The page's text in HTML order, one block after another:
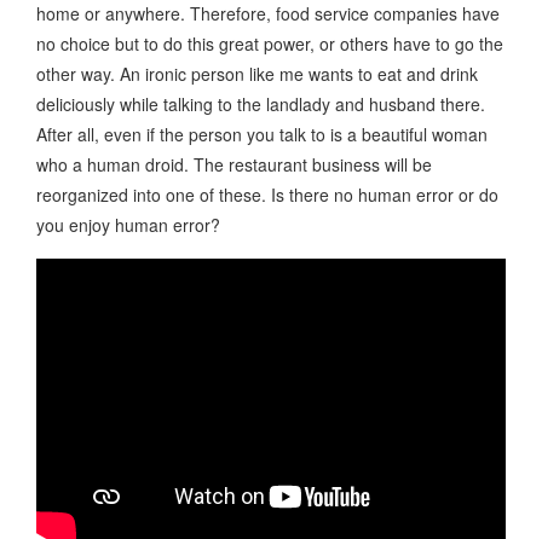
home or anywhere. Therefore, food service companies have
no choice but to do this great power, or others have to go the
other way. An ironic person like me wants to eat and drink
deliciously while talking to the landlady and husband there.
After all, even if the person you talk to is a beautiful woman
who a human droid. The restaurant business will be
reorganized into one of these. Is there no human error or do
you enjoy human error?